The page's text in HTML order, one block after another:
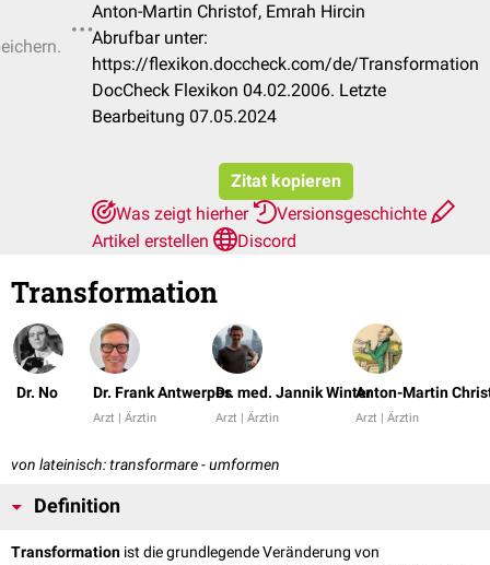
Anton-Martin Christof, Emrah Hircin
Abrufbar unter:
https://flexikon.doccheck.com/de/Transformation
DocCheck Flexikon 04.02.2006. Letzte
Bearbeitung 07.05.2024
Zitat kopieren
Was zeigt hierher
Versionsgeschichte
Artikel erstellen
Discord
Transformation
Dr. No Dr. Frank Antwerpes
Arzt | Ärztin
Dr. med. Jannik Winter
Arzt | Ärztin
Anton-Martin
Arzt | Ärztin
von lateinisch: transformare - umformen
Definition
Transformation ist die grundlegende Veränderung von